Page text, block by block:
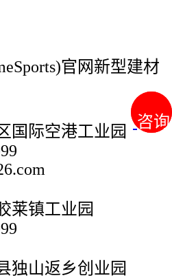
咨询
咨询
官网新型建材
国际空港工业园
莱镇工业园
独山返乡创业园